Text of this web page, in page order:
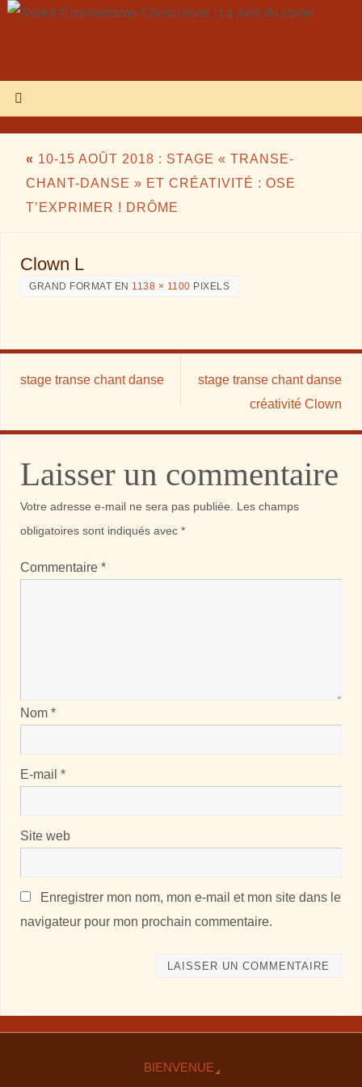
« 10-15 AOÛT 2018 : STAGE « TRANSE-
CHANT-DANSE » ET CRÉATIVITÉ : OSE
T’EXPRIMER ! DRÔME
Clown L
GRAND FORMAT EN 1138 × 1100 PIXELS
stage transe chant danse
stage transe chant danse
créativité Clown
Laisser un commentaire
Votre adresse e-mail ne sera pas publiée.
Les champs
obligatoires sont indiqués avec*
Commentaire*
Nom*
E-mail*
Site web
Enregistrer mon nom, mon e-mail et mon site dans le
navigateur pour mon prochain commentaire.
BIENVENUE